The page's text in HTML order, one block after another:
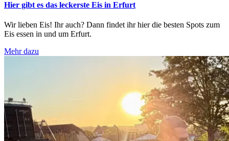
Hier gibt es das leckerste Eis in Erfurt
Wir lieben Eis! Ihr auch? Dann findet ihr hier die besten Spots zum
Eis essen in und um Erfurt.
Mehr dazu